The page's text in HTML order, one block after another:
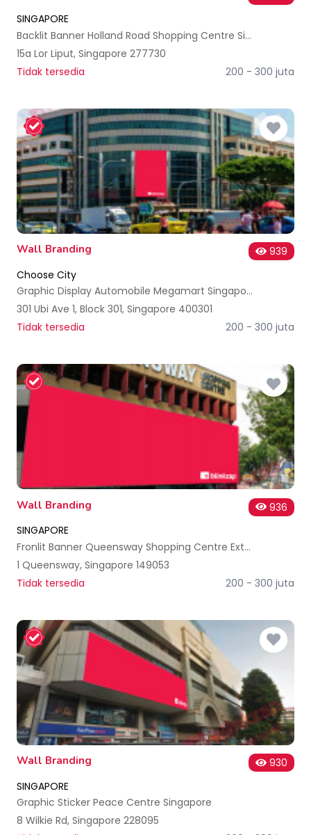
SINGAPORE
Backlit Banner Holland Road Shopping Centre Singapore
15a Lor Liput, Singapore 277730
Tidak tersedia
200 - 300 juta
Wall Branding
939
Choose City
Graphic Display Automobile Megamart Singapore
301 Ubi Ave 1, Block 301, Singapore 400301
Tidak tersedia
200 - 300 juta
Wall Branding
936
SINGAPORE
Fronlit Banner Queensway Shopping Centre External - Site 1+2 Singapore
1 Queensway, Singapore 149053
Tidak tersedia
200 - 300 juta
Wall Branding
930
SINGAPORE
Graphic Sticker Peace Centre Singapore
8 Wilkie Rd, Singapore 228095